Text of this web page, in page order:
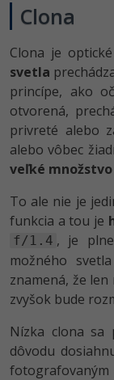
Fórum
Príbehy
Médiá
Kariéra
Clona
Clona je
svetla
princípe, ako
otvorená,
privreté alebo
alebo vôbec
veľké
To ale nie je
funkcia a tou je
f/1.4 , je
možného
znamená, že
zvyšok bude
Nízka clona
dôvodu